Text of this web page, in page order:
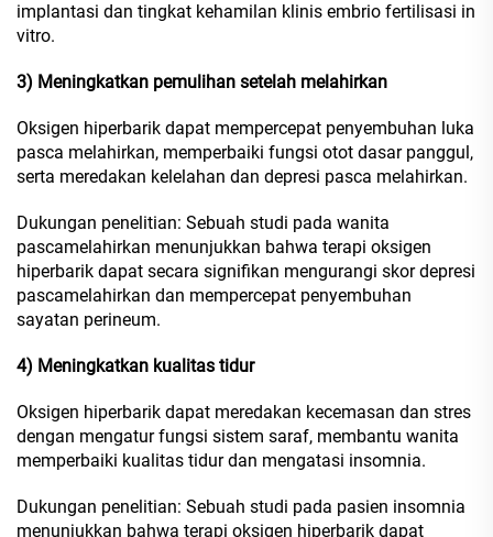
implantasi dan tingkat kehamilan klinis embrio fertilisasi in
vitro.
3) Meningkatkan pemulihan setelah melahirkan
Oksigen hiperbarik dapat mempercepat penyembuhan luka
pasca melahirkan, memperbaiki fungsi otot dasar panggul,
serta meredakan kelelahan dan depresi pasca melahirkan.
Dukungan penelitian: Sebuah studi pada wanita
pascamelahirkan menunjukkan bahwa terapi oksigen
hiperbarik dapat secara signifikan mengurangi skor depresi
pascamelahirkan dan mempercepat penyembuhan
sayatan perineum.
4) Meningkatkan kualitas tidur
Oksigen hiperbarik dapat meredakan kecemasan dan stres
dengan mengatur fungsi sistem saraf, membantu wanita
memperbaiki kualitas tidur dan mengatasi insomnia.
Dukungan penelitian: Sebuah studi pada pasien insomnia
menunjukkan bahwa terapi oksigen hiperbarik dapat